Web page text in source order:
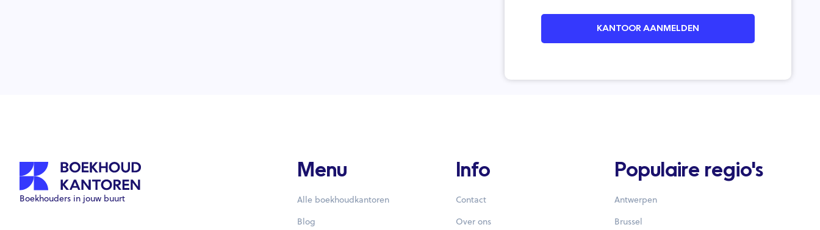
KANTOOR AANMELDEN
Boekhouders in jouw buurt
Menu
Alle boekhoudkantoren
Blog
Info
Contact
Over ons
Populaire regio's
Antwerpen
Brussel